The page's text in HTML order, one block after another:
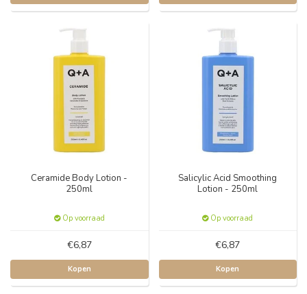
Ceramide Body Lotion -
250ml
Op voorraad
€6,87
Kopen
Salicylic Acid Smoothing
Lotion - 250ml
Op voorraad
€6,87
Kopen